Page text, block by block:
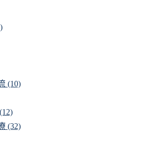
(10)
(12)
(32)